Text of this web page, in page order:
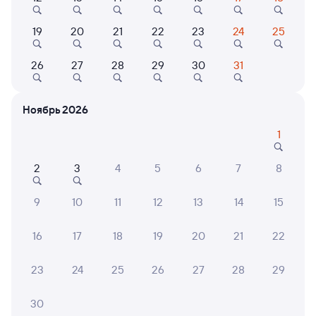
6 причин купить ж/д билеты
8,0
Мечта Тея
4 ⁠900 ⁠₽ 3 ⁠673 ⁠₽
19 20 21 22 23 24 25
26 27 28 29 30 31
Ноябрь 2026
1
2 3 4 5 6 7 8
9 10 11 12 13 14 15
16 17 18 19 20 21 22
23 24 25 26 27 28 29
30